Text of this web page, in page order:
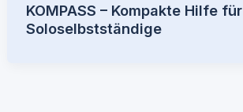
KOMPASS – Kompakte Hilfe für
Soloselbstständige